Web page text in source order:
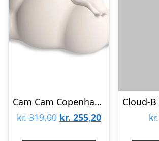
Cam Cam Copenhagen Natlampe – Sky/Råhvid
kr.319,00 Den
kr. 255,20Den
kr.